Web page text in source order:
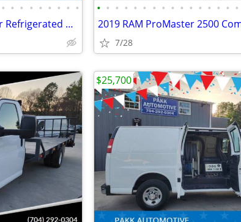
• • • • • • • • •
2022 GMC Savana 3500 Reefer Refrigerated Box Truck Thermo King V320MAX
• • • • • • • • • • • • • • • •
7/28
$25,700